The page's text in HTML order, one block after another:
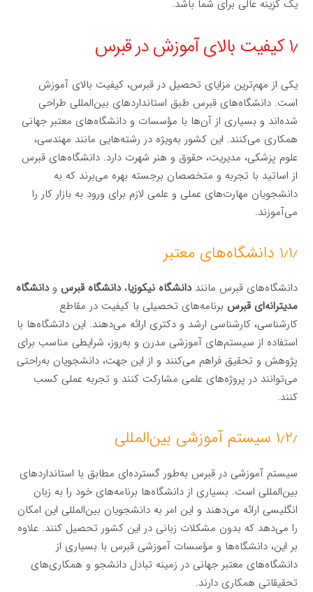
یک گزینه عالی برای شما باشد.
۱٫ کیفیت بالای آموزش در قبرس
یکی از مهم‌ترین مزایای تحصیل در قبرس، کیفیت بالای آموزش
است. دانشگاه‌های قبرس طبق استانداردهای بین‌المللی طراحی
شده‌اند و بسیاری از آن‌ها با مؤسسات و دانشگاه‌های معتبر جهانی
همکاری می‌کنند. این کشور به‌ویژه در رشته‌هایی مانند مهندسی،
علوم پزشکی، مدیریت، حقوق و هنر شهرت دارد. دانشگاه‌های قبرس
از اساتید با تجربه و متخصصان برجسته بهره می‌برند که به
دانشجویان مهارت‌های عملی و علمی لازم برای ورود به بازار کار را
می‌آموزند.
۱٫۱٫ دانشگاه‌های معتبر
دانشگاه‌های قبرس ماننددانشگاه نیکوزیا،دانشگاه قبرس ودانشگاه
مدیترانه‌ای قبرس برنامه‌های تحصیلی با کیفیت در مقاطع
کارشناسی، کارشناسی ارشد و دکتری ارائه می‌دهند. این دانشگاه‌ها با
استفاده از سیستم‌های آموزشی مدرن و به‌روز، شرایطی مناسب برای
پژوهش و تحقیق فراهم می‌کنند و از این جهت، دانشجویان به‌راحتی
می‌توانند در پروژه‌های علمی مشارکت کنند و تجربه عملی کسب
کنند.
۱٫۲٫ سیستم آموزشی بین‌المللی
سیستم آموزشی در قبرس به‌طور گسترده‌ای مطابق با استانداردهای
بین‌المللی است. بسیاری از دانشگاه‌ها برنامه‌های خود را به زبان
انگلیسی ارائه می‌دهند و این امر به دانشجویان بین‌المللی این امکان
را می‌دهد که بدون مشکلات زبانی در این کشور تحصیل کنند. علاوه
بر این، دانشگاه‌ها و مؤسسات آموزشی قبرس با بسیاری از
دانشگاه‌های معتبر جهانی در زمینه تبادل دانشجو و همکاری‌های
تحقیقاتی همکاری دارند.